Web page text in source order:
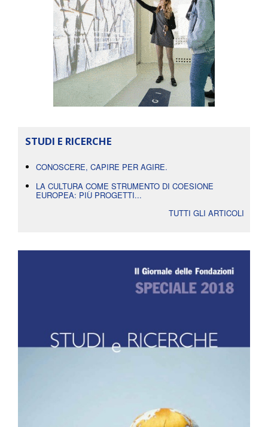
STUDI E RICERCHE
CONOSCERE, CAPIRE PER AGIRE.
LA CULTURA COME STRUMENTO DI COESIONE
EUROPEA: PIÙ PROGETTI...
TUTTI GLI ARTICOLI